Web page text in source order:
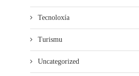
Tecnoloxía
Turismu
Uncategorized